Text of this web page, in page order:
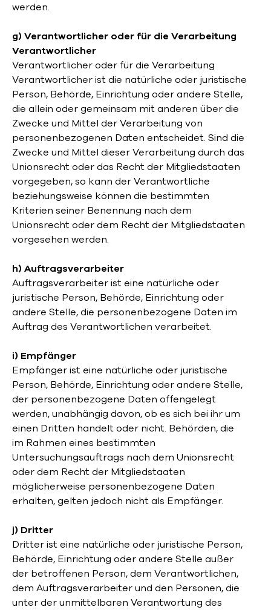
werden.
g) Verantwortlicher oder für die Verarbeitung
Verantwortlicher
Verantwortlicher oder für die Verarbeitung
Verantwortlicher ist die natürliche oder juristische
Person, Behörde, Einrichtung oder andere Stelle,
die allein oder gemeinsam mit anderen über die
Zwecke und Mittel der Verarbeitung von
personenbezogenen Daten entscheidet. Sind die
Zwecke und Mittel dieser Verarbeitung durch das
Unionsrecht oder das Recht der Mitgliedstaaten
vorgegeben, so kann der Verantwortliche
beziehungsweise können die bestimmten
Kriterien seiner Benennung nach dem
Unionsrecht oder dem Recht der Mitgliedstaaten
vorgesehen werden.
h) Auftragsverarbeiter
Auftragsverarbeiter ist eine natürliche oder
juristische Person, Behörde, Einrichtung oder
andere Stelle, die personenbezogene Daten im
Auftrag des Verantwortlichen verarbeitet.
i) Empfänger
Empfänger ist eine natürliche oder juristische
Person, Behörde, Einrichtung oder andere Stelle,
der personenbezogene Daten offengelegt
werden, unabhängig davon, ob es sich bei ihr um
einen Dritten handelt oder nicht. Behörden, die
im Rahmen eines bestimmten
Untersuchungsauftrags nach dem Unionsrecht
oder dem Recht der Mitgliedstaaten
möglicherweise personenbezogene Daten
erhalten, gelten jedoch nicht als Empfänger.
j) Dritter
Dritter ist eine natürliche oder juristische Person,
Behörde, Einrichtung oder andere Stelle außer
der betroffenen Person, dem Verantwortlichen,
dem Auftragsverarbeiter und den Personen, die
unter der unmittelbaren Verantwortung des